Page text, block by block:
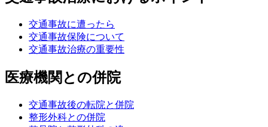
交通事故に遭ったら
交通事故保険について
交通事故治療の重要性
医療機関との併院
交通事故後の転院と併院
整形外科との併院